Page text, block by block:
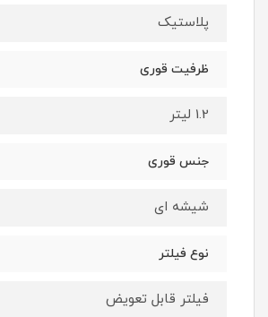
پلاستیک
ظرفیت قوری
1.2 لیتر
جنس قوری
شیشه ای
نوع فیلتر
فیلتر قابل تعویض